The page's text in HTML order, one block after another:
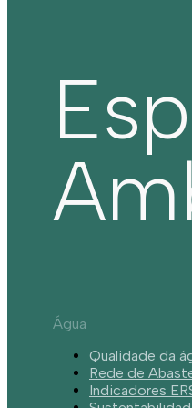
Água
Qualidade da
Rede de
Indicadores